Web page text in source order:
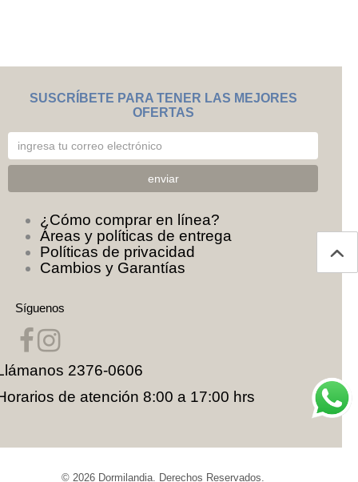
SUSCRÍBETE PARA TENER LAS MEJORES
OFERTAS
¿Cómo comprar en línea?
Áreas y políticas de entrega
Políticas de privacidad
Cambios y Garantías
Síguenos
2376-0606
de atención 8:00 a 17:00 hrs
© 2026 Dormilandia. Derechos Reservados.